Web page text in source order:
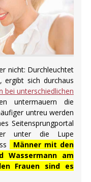
nicht: Durchleuchtet
ergibt sich durchaus
bei unterschiedlichen
untermauern die
untreu werden
Seitensprungportal
unter die Lupe
Männer mit den
Wassermann am
Frauen sind es